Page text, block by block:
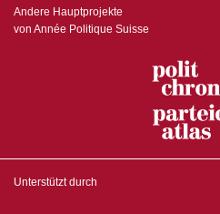
Andere Hauptprojekte
von Année Politique Suisse
Unterstützt durch